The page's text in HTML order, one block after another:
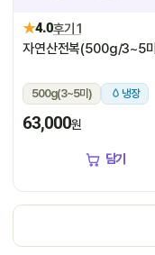
★4.0후기 1
자연산전복(500g/3~5
500g(3~5미) 냉장
63,000원
담기